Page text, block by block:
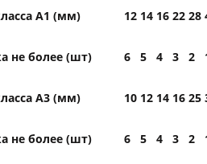
А1 (мм) 12 14 16 22 28
не более (шт) 6 5 4 3 2
А3 (мм) 10 12 14 16 25
не более (шт) 6 5 4 3 2